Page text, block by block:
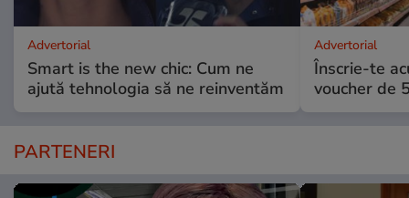
Advertorial
Smart is the new chic: Cum ne
ajută tehnologia să ne reinventăm
Advertorial
Înscrie-te
voucher de
PARTENERI